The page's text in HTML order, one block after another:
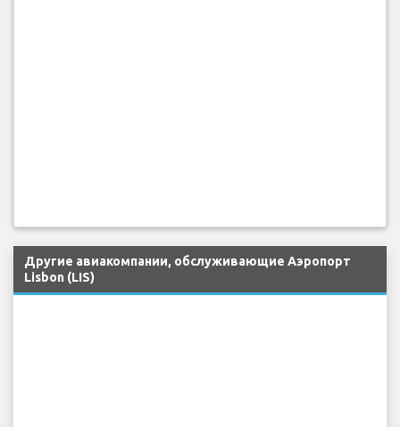
Другие авиакомпании, обслуживающие Аэропорт
Lisbon (LIS)